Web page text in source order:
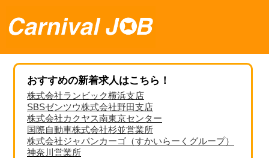
おすすめの新着求人はこちら！
株式会社ランビック横浜支店
SBSゼンツウ株式会社野田支店
株式会社カクヤス南東京センター
国際自動車株式会社杉並営業所
株式会社ジャパンカーゴ（すかいらーくグループ）
神奈川営業所